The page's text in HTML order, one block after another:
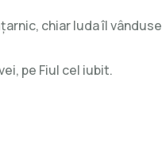
chiar Iuda îl vânduse
pe Fiul cel iubit.